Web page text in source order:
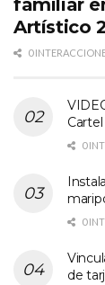
familiar
Artístico
0
0
0
de